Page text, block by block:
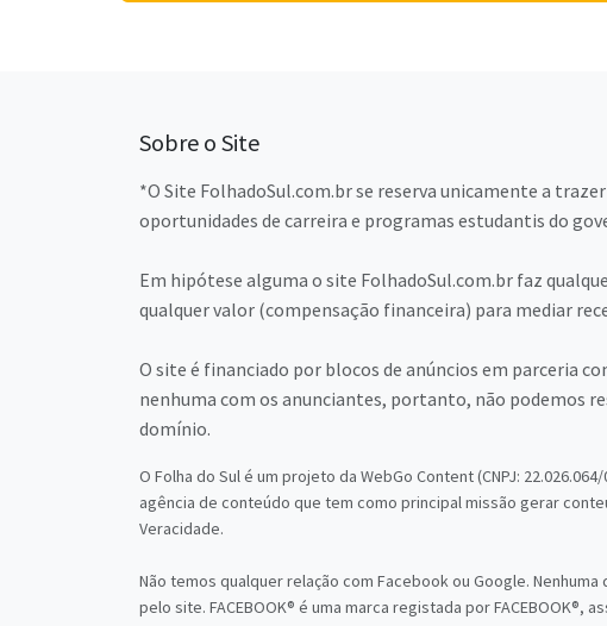
Sobre o Site
*O Site FolhadoSul.com.br se reserva unicamente a
oportunidades de carreira e programas estudantis do
Em hipótese alguma o site FolhadoSul.com.br faz
qualquer valor (compensação financeira) para mediar
O site é financiado por blocos de anúncios em parceria
nenhuma com os anunciantes, portanto, não podemos
domínio.
O Folha do Sul é um projeto da WebGo Content (CNPJ:
agência de conteúdo que tem como principal missão gerar
Veracidade.
Não temos qualquer relação com Facebook ou Google.
pelo site. FACEBOOK® é uma marca registada por FACEBOOK®,